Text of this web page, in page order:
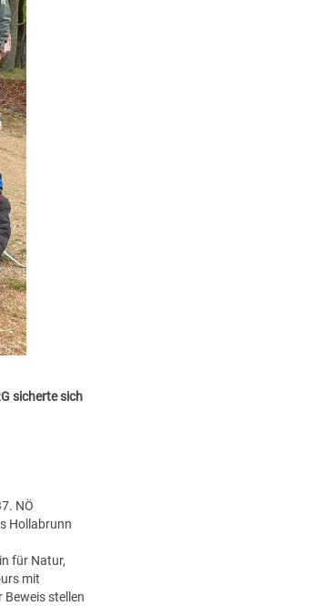
sicherte sich
NÖ
Hollabrunn
für Natur,
mit
Beweis stellen